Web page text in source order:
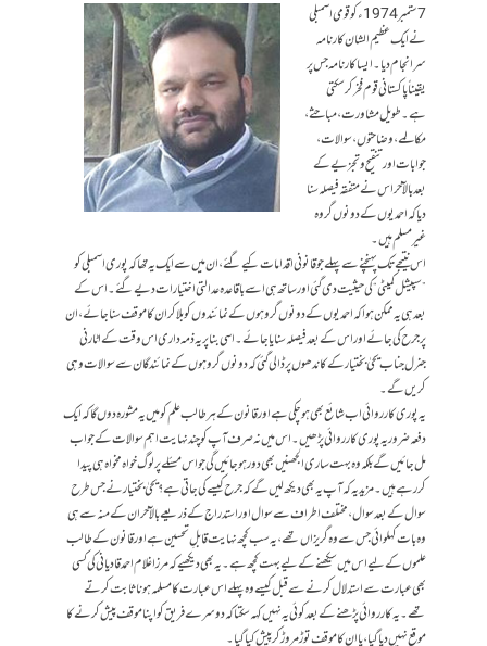
7 ستمبر 1974ء کو قومی اسمبلی
نے ایک عظیم الشان کارنامہ
سرانجام دیا۔ ایسا کارنامہ جس پر
یقیناً پاکستانی قوم فخر کرسکتی
ہے۔ طویل مشاورت، مباحثے،
مکالمے، وضاحتوں، سوالات،
جوابات اور تنقیح و تجزیے کے
بعد بالآخر اس نے متفقہ فیصلہ سنا
دیا کہ احمدیوں کے دونوں گروہ
غیر مسلم ہیں۔
اس نتیجے تک پہنچنے سے پہلے جو قانونی اقدامات کیے گئے، ان میں سے ایک یہ تھا کہ پوری اسمبلی کو
”سپیشل کمیٹی“ کی حیثیت دی گئی اور ساتھ ہی اسے باقاعدہ عدالتی اختیارات دیے گئے۔ اس کے
بعد ہی یہ ممکن ہوا کہ احمدیوں کے دونوں گروہوں کے نمائندوں کو بلاکر ان کا موقف سنا جائے، ان
پر جرح کی جائے اور اس کے بعد فیصلہ سنایا جائے۔ اسی بنا پر یہ ذمہ داری اس وقت کے اٹارنی
جنرل جناب یحیٰ بختیار کے کاندھوں پر ڈالی گئی کہ دونوں گروہوں کے نمائندگان سے سوالات وہی
کریں گے۔
یہ پوری کارروائی اب شائع بھی ہوچکی ہے اور قانون کے ہر طالب علم کو میں یہ مشورہ دوں گا کہ ایک
دفعہ ضرور یہ پوری کارروائی پڑھیں۔ اس میں نہ صرف آپ کو چند نہایت اہم سوالات کے جواب
مل جائیں گے بلکہ وہ بہت ساری الجھنیں بھی دور ہوجائیں گی جو اس مسئلے پر لوگ خواہ مخواہ ہی پیدا
کررہے ہیں۔ مزید یہ کہ آپ یہ بھی دیکھ لیں گے کہ جرح کیسے کی جاتی ہے؟ یحیٰ بختیار نے جس طرح
سوال کے بعد سوال، مختلف اطراف سے سوال اور استدراج کے ذریعے بالآخر ان کے منہ سے ہی
وہ بات کہلوائی جس سے وہ گریزاں تھے، یہ سب کچھ نہایت قابلِ تحسین ہے اور قانون کے طالب
علموں کے لیے اس میں سیکھنے کے لیے بہت کچھ ہے۔ یہ بھی دیکھیے کہ مرزا غلام احمد قادیانی کی کسی
بھی عبارت سے استدلال کرنے سے قبل کیسے وہ پہلے اس عبارت کا مسلمہ ہونا ثابت کرتے
تھے۔ یہ کارروائی پڑھنے کے بعد کوئی یہ نہیں کہہ سکتا کہ دوسرے فریق کو اپنا موقف پیش کرنے کا
موقع نہیں دیا گیا، یا ان کا موقف توڑ مروڑ کر پیش کیا گیا۔